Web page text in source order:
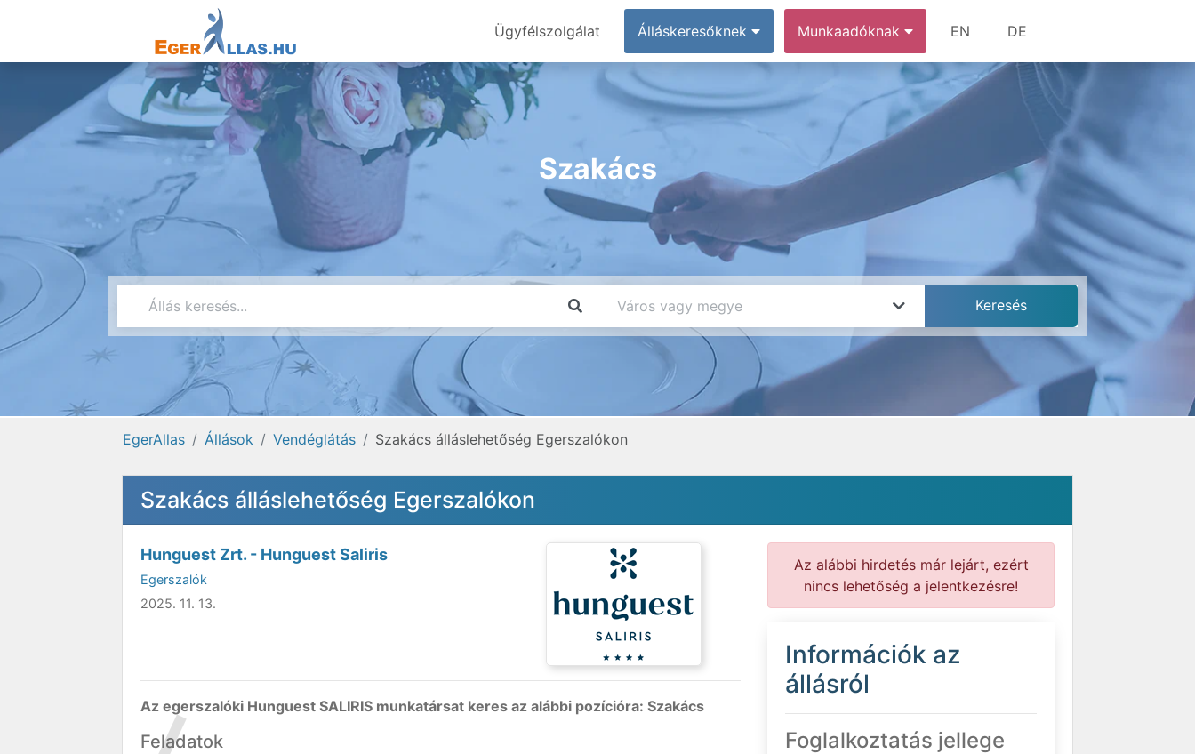
Ügyfélszolgálat Álláskeresőknek Munkaadóknak EN DE
Szakács
EgerAllas Állások Vendéglátás Szakács álláslehetőség Egerszalókon
Szakács álláslehetőség Egerszalókon
Hunguest Zrt. - Hunguest Saliris
Egerszalók
2025. 11. 13.
Az egerszalóki Hunguest SALIRIS munkatársat keres az alábbi pozícióra: Szakács
Feladatok
Az alábbi hirdetés már lejárt, ezért
nincs lehetőség a jelentkezésre!
Információk az
állásról
Foglalkoztatás jellege